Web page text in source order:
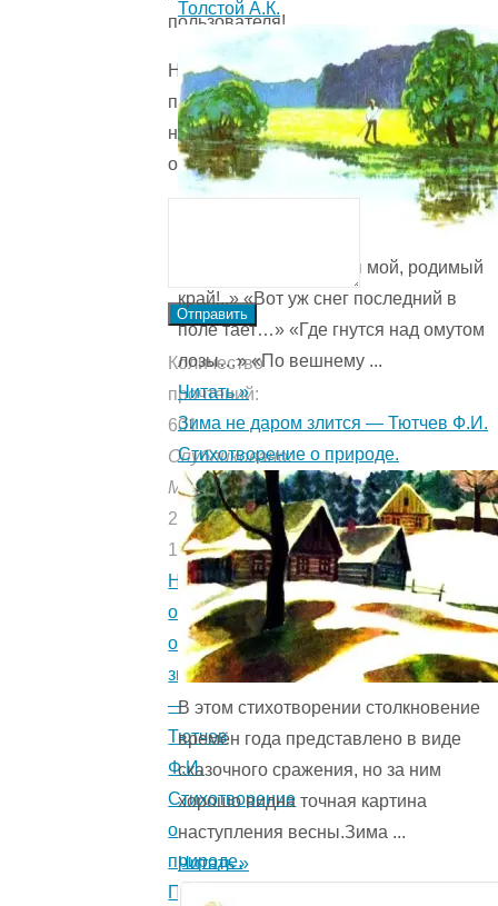
пользователя!
Напишите
причину
низкой
оценки.
Отправить
Количество
прочтений:
601
Опубликовано:
Мишуткой
24.08.2023
19.07.2021
Не
остывшая
от
зною
—
Тютчев
Ф.И.
Стихотворение
о
природе.
Первый
Толстой А.К.
Оглавление: «Край ты мой, родимый
край!..» «Вот уж снег последний в
поле тает…» «Где гнутся над омутом
лозы…» «По вешнему ...
Читать »
Зима не даром злится — Тютчев Ф.И.
Стихотворение о природе.
В этом стихотворении столкновение
времён года представ­лено в виде
сказочного сражения, но за ним
хорошо видна точная картина
наступления весны.Зима ...
Читать »